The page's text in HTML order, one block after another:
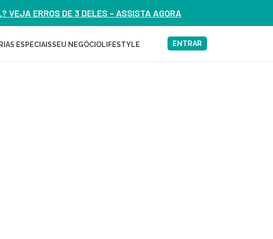
VEJA ERROS DE 3 DELES – ASSISTA AGORA
ESPECIAISSEU NEGÓCIOLIFESTYLE ENTRAR